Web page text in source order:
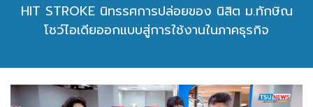
HIT STROKE นิทรรศการปล่อยของ นิสิต ม.ทักษิณ
โชว์ไอเดียออกแบบสู่การใช้งานในภาคธุรกิจ